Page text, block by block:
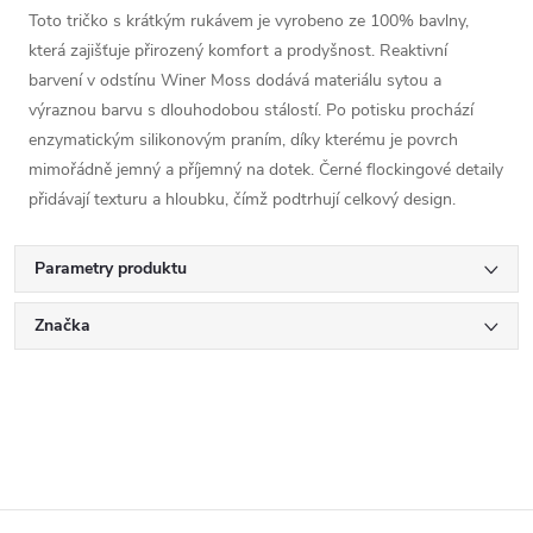
Toto tričko s krátkým rukávem je vyrobeno ze 100% bavlny,
která zajišťuje přirozený komfort a prodyšnost. Reaktivní
barvení v odstínu Winer Moss dodává materiálu sytou a
výraznou barvu s dlouhodobou stálostí. Po potisku prochází
enzymatickým silikonovým praním, díky kterému je povrch
mimořádně jemný a příjemný na dotek. Černé flockingové detaily
přidávají texturu a hloubku, čímž podtrhují celkový design.
Parametry produktu
Značka